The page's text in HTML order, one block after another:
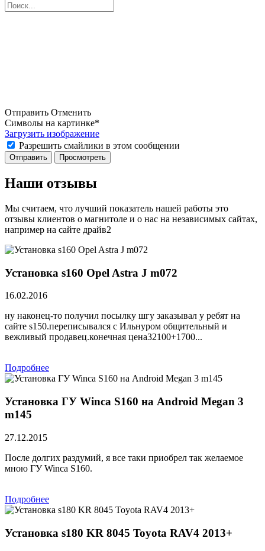
Отправить Отменить
Символы на картинке*
Загрузить изображение
Разрешить смайлики в этом сообщении
Наши отзывы
Мы считаем, что лучший показатель нашей работы это
отзывы клиентов о магнитоле и о нас на независимых сайтах,
например на сайте драйв2
Установка s160 Opel Astra J m072
16.02.2016
ну наконец-то получил посылку шгу заказывал у ребят на
сайте s150.переписывался с Ильнуром общительный и
вежливый продавец.конечная цена32100+1700...
Подробнее
Установка ГУ Winca S160 на Android Megan 3
m145
27.12.2015
После долгих раздумий, я все таки приобрел так желаемое
мною ГУ Winca S160.
Подробнее
Установка s180 KR 8045 Toyota RAV4 2013+